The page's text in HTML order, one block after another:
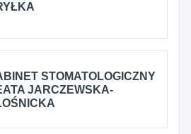
STOMATOLOGICZNY
JARCZEWSKA-